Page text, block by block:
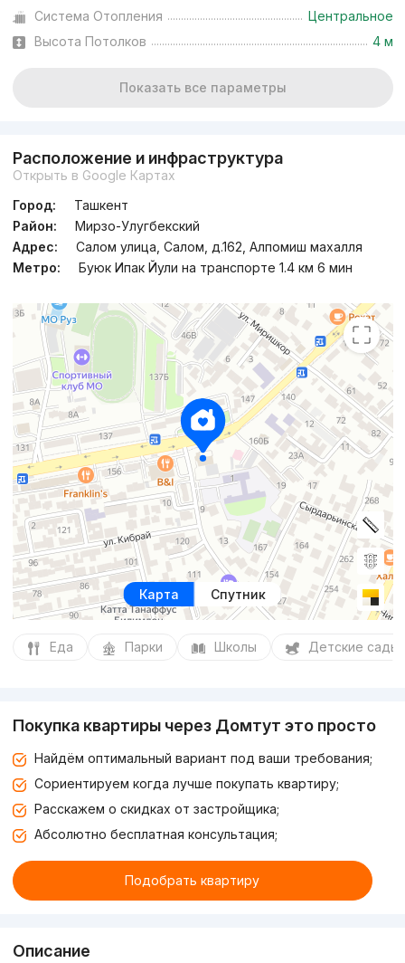
Система Отопления
Центральное
Высота Потолков
4 м
Показать все параметры
Расположение и инфраструктура
Открыть в Google Картах
Город:
Ташкент
Район:
Мирзо-Улугбекский
Адрес:
Салом улица, Салом, д.162, Алпомиш махалля
Метро:
Буюк Ипак Йули на транспорте 1.4 км 6 мин
Карта Спутник
Еда Парки Школы Детские сады
Покупка квартиры через Домтут это просто
Найдём оптимальный вариант под ваши требования;
Сориентируем когда лучше покупать квартиру;
Расскажем о скидках от застройщика;
Абсолютно бесплатная консультация;
Подобрать квартиру
Описание